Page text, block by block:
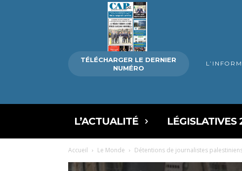
TÉLÉCHARGER LE DERNIER
NUMÉRO
L’ACTUALITÉ LÉGISLATIVES
Accueil Le Monde Détentions de journalistes